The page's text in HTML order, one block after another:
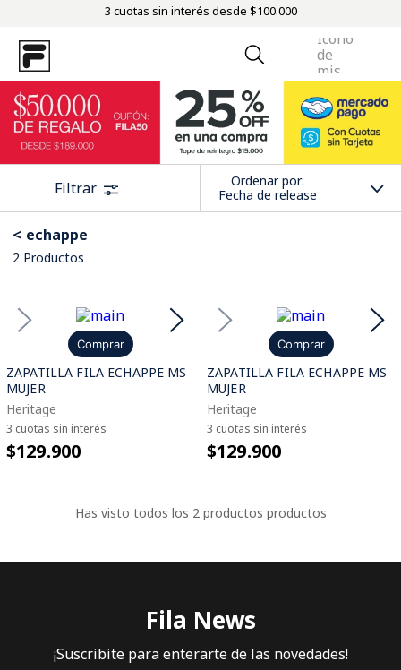
3 cuotas sin interés desde $100.000
Filtrar
Ordenar por
Fecha de release
echappe
2 Productos
Comprar
ZAPATILLA FILA ECHAPPE MS
MUJER
Heritage
3 cuotas sin interés
$129.900
Comprar
ZAPATILLA FILA ECHAPPE MS
MUJER
Heritage
3 cuotas sin interés
$129.900
Has visto todos los 2 productos
Fila News
¡Suscribite para enterarte de las novedades!